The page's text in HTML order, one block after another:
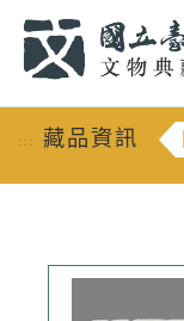
::: 藏品資訊